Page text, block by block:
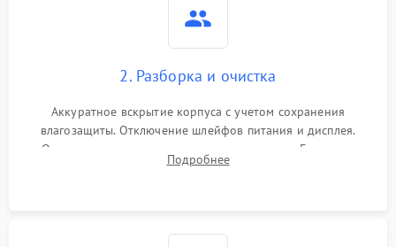
2. Разборка и очистка
Аккуратное вскрытие корпуса с учетом сохранения
влагозащиты. Отключение шлейфов питания и дисплея.
Очистка внутренних плат от окислов и пыли. Бережная
обработка германиевого объектива специализированными
Подробнее